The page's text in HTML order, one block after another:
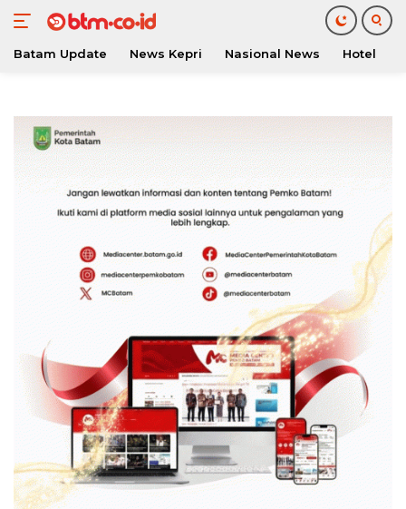
konten
Batam Update News Kepri Nasional News Hotel